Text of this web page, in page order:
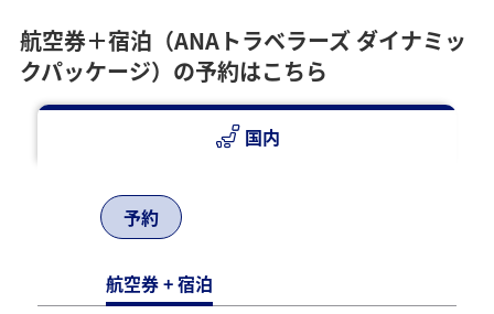
はぁ～、山口宇部・岩国から、まんずねま
予約対象期間
2025/9/1～2026/2/27
出発対象期間
2025/11/1～2026/2/28
終了いたしました
2025/9/1～2026/2/27
対象路線
大館能代発佐賀
対象宿泊地
佐賀県、福岡県
本キャンペーンは
終了いたしました
2025/9/1～2026/2/27
対象路線
大館能代発山口宇部・岩国
対象宿泊地
山口県、広島県
本キャンペーンは
終了いたしました
航空券＋宿泊（ANAトラベラーズ ダイナミッ
クパッケージ）の予約はこちら
国内
予約
航空券 + 宿泊